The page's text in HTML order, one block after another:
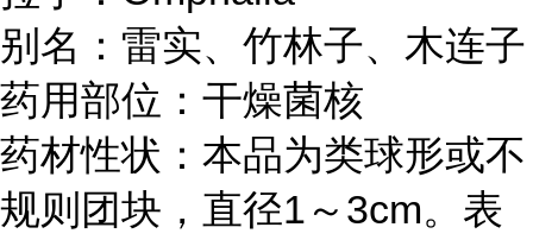
别名：雷实、竹林子、木连子
药用部位：干燥菌核
药材性状：本品为类球形或不
规则团块，直径1～3cm。表